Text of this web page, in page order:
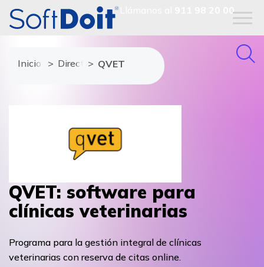
911 98 20 00
Inicio Directorio de proveedores
QVET
QVET: software para
clínicas veterinarias
Programa para la gestión integral de clínicas
veterinarias con reserva de citas online.